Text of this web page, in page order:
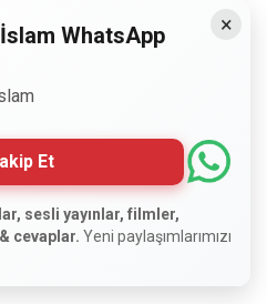
İslam. Her Hakkı Saklıdır.
insanların istifadesi için
sadık kalmak şartıyla, izin
Siteyi Göster
×
WhatsApp
Et
sesli yayınlar, filmler,
cevaplar. Yeni paylaşımlarımızı